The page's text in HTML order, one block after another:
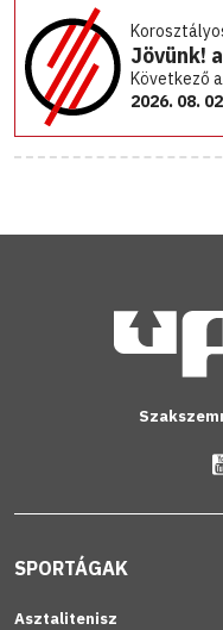
Jövünk!
Következő
2026. 08.
SPORTÁGAK
Asztalitenisz